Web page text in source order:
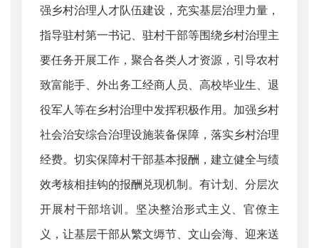
强乡村治理人才队伍建设，充实基层治理力量，
指导驻村第一书记、驻村干部等围绕乡村治理主
要任务开展工作，聚合各类人才资源，引导农村
致富能手、外出务工经商人员、高校毕业生、退
役军人等在乡村治理中发挥积极作用。加强乡村
社会治安综合治理设施装备保障，落实乡村治理
经费。切实保障村干部基本报酬，建立健全与绩
效考核相挂钩的报酬兑现机制。有计划、分层次
开展村干部培训。坚决整治形式主义、官僚主
义，让基层干部从繁文缛节、文山会海、迎来送